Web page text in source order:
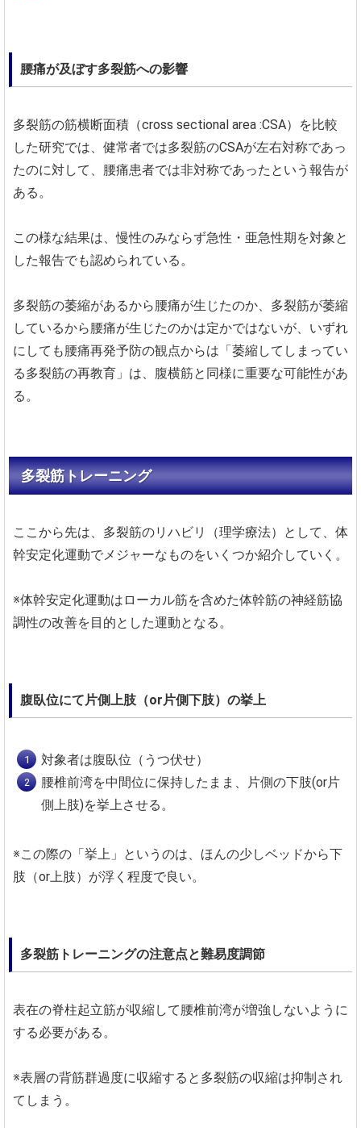
腰痛が及ぼす多裂筋への影響
多裂筋の筋横断面積（cross sectional area :CSA）を比較
した研究では、健常者では多裂筋のCSAが左右対称であっ
たのに対して、腰痛患者では非対称であったという報告が
ある。
この様な結果は、慢性のみならず急性・亜急性期を対象と
した報告でも認められている。
多裂筋の萎縮があるから腰痛が生じたのか、多裂筋が萎縮
しているから腰痛が生じたのかは定かではないが、いずれ
にしても腰痛再発予防の観点からは「萎縮してしまってい
る多裂筋の再教育」は、腹横筋と同様に重要な可能性があ
る。
多裂筋トレーニング
ここから先は、多裂筋のリハビリ（理学療法）として、体
幹安定化運動でメジャーなものをいくつか紹介していく。
※体幹安定化運動はローカル筋を含めた体幹筋の神経筋協
調性の改善を目的とした運動となる。
腹臥位にて片側上肢（or片側下肢）の挙上
対象者は腹臥位（うつ伏せ）
腰椎前湾を中間位に保持したまま、片側の下肢(or片
側上肢)を挙上させる。
※この際の「挙上」というのは、ほんの少しベッドから下
肢（or上肢）が浮く程度で良い。
多裂筋トレーニングの注意点と難易度調節
表在の脊柱起立筋が収縮して腰椎前湾が増強しないように
する必要がある。
※表層の背筋群過度に収縮すると多裂筋の収縮は抑制され
てしまう。